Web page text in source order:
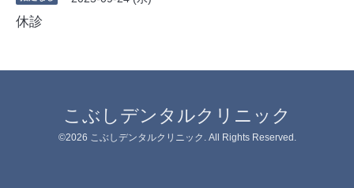
休診
こぶしデンタルクリニック
©2026 こぶしデンタルクリニック . All Rights Reserved.